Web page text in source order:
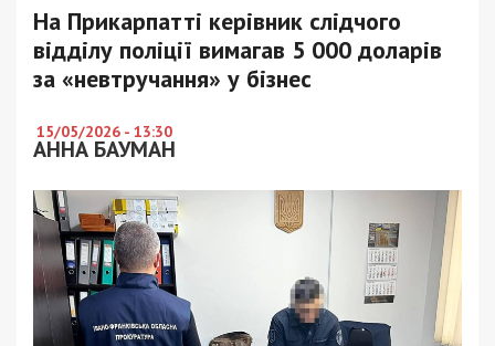
На Прикарпатті керівник слідчого
відділу поліції вимагав 5 000 доларів
за «невтручання» у бізнес
15/05/2026 - 13:30
АННА БАУМАН